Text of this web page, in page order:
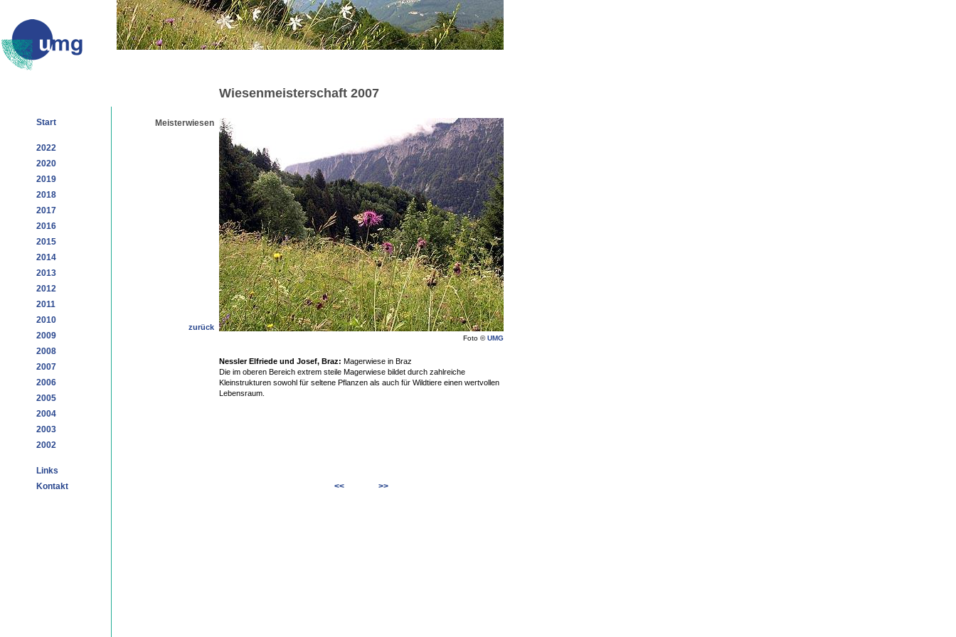
Start
2022
2020
2019
2018
2017
2016
2015
2014
2013
2012
2011
2010
2009
2008
2007
2006
2005
2004
2003
2002
Links
Kontakt
Wiesenmeisterschaft 2007
Meisterwiesen
zurück
Foto ©UMG
Nessler Elfriede und Josef, Braz: Magerwiese in Braz
Die im oberen Bereich extrem steile Magerwiese bildet durch zahlreiche
Kleinstrukturen sowohl für seltene Pflanzen als auch für Wildtiere einen wertvollen
Lebensraum.
<< >>